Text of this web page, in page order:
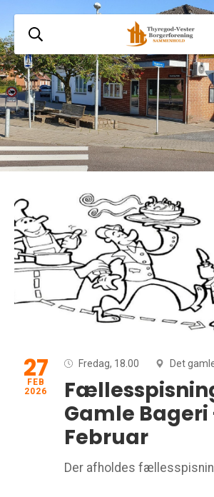
27
FEB
2026
Fredag, 18.00 Det
Gamle Bageri
Februar
Der afholdes